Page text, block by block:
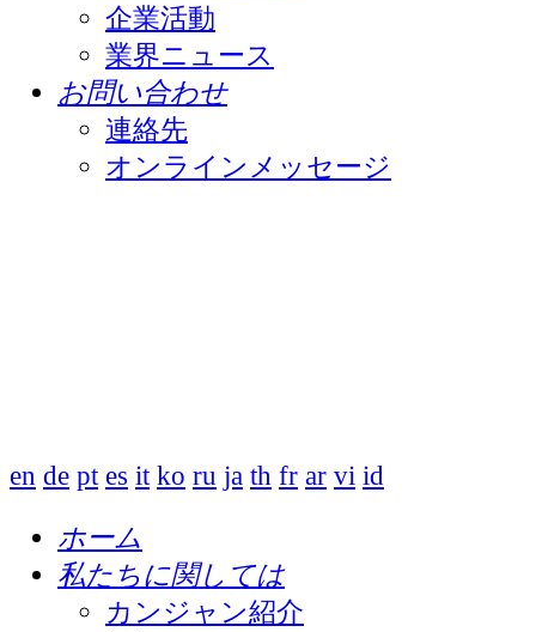
企業活動
業界ニュース
お問い合わせ
連絡先
オンラインメッセージ
en de pt es it ko ru ja th fr ar vi id
ホーム
私たちに関しては
カンジャン紹介